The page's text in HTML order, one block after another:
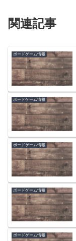
関連記事
ボードゲーム情報
ボードゲーム情報
ボードゲーム情報
ボードゲーム情報
ボードゲーム情報